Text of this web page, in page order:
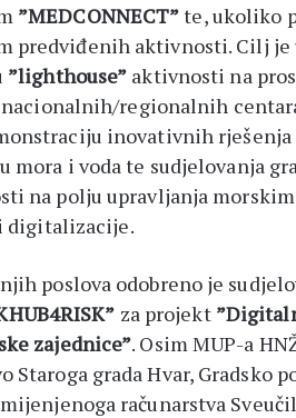
”MEDCONNECT”te, ukoliko
predviđenih aktivnosti. Cilj
”lighthouse” aktivnosti na
regionalnih
inovativnih rješenja
mora i voda te sudjelovanja
na polju upravljanja
digitalizacije.
poslova odobreno je
za projekt
zajednice”. Osim MUP-a
Staroga grada Hvar, Gradsko
računarstva